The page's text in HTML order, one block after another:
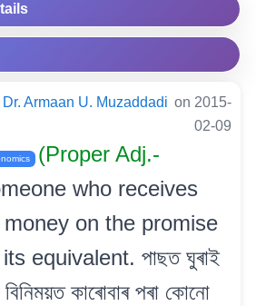
Dr. Armaan U. Muzaddadi on 2015-
02-09
(Proper Adj.-
who receives
on the promise
equivalent. পাছত ঘুৰাই
বিনিময়ত কাৰোবাৰ পৰা কোনো